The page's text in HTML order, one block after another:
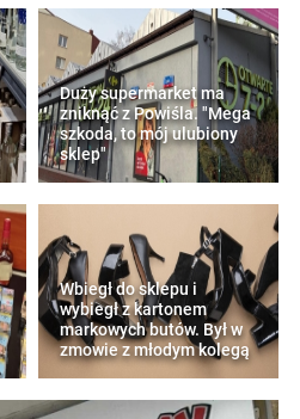
Duży supermarket ma
zniknąć z Powiśla. "Mega
szkoda, to mój ulubiony
sklep"
Wbiegł do sklepu i
wybiegł z kartonem
markowych butów. Był w
zmowie z młodym kolegą